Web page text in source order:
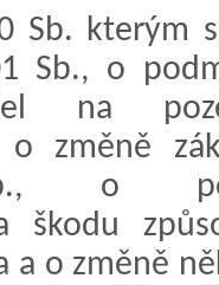
Sb. kterým
Sb., o
na
o změně
o
škodu
a o změně